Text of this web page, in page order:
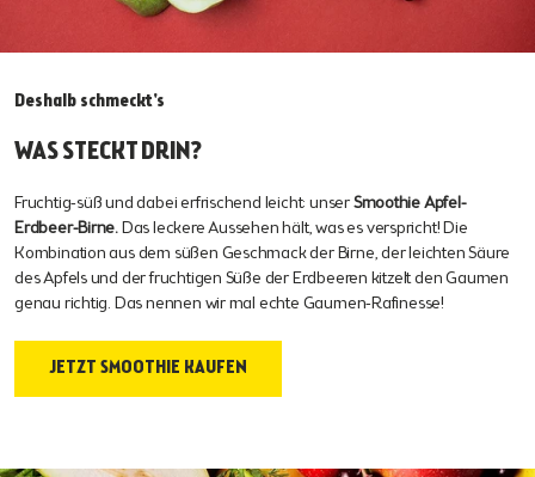
Deshalb schmeckt's
WAS STECKT DRIN?
Fruchtig-süß und dabei erfrischend leicht: unser Smoothie Apfel-
Erdbeer-Birne. Das leckere Aussehen hält, was es verspricht! Die
Kombination aus dem süßen Geschmack der Birne, der leichten Säure
des Apfels und der fruchtigen Süße der Erdbeeren kitzelt den Gaumen
genau richtig. Das nennen wir mal echte Gaumen-Rafinesse!
JETZT SMOOTHIE KAUFEN